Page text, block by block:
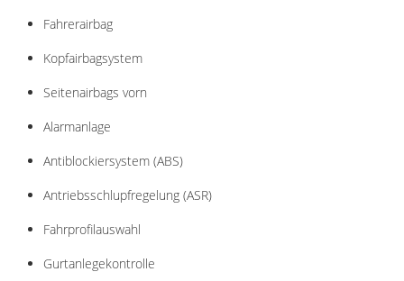
Fahrerairbag
Kopfairbagsystem
Seitenairbags vorn
Alarmanlage
Antiblockiersystem (ABS)
Antriebsschlupfregelung (ASR)
Fahrprofilauswahl
Gurtanlegekontrolle